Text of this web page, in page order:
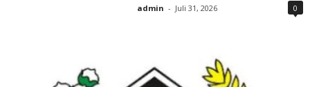
admin - Juli 31, 2026 0